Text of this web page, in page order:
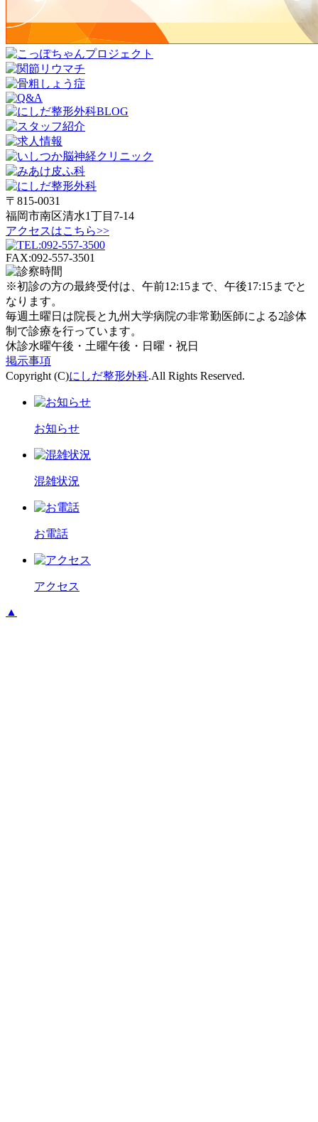
〒815-0031
福岡市南区清水1丁目7-14
アクセスはこちら>>
FAX:092-557-3501
※初診の方の最終受付は、 午前12:15まで、 午後17:15までと
なります。
毎週土曜日は院長と九州大学病院の非常勤医師による2診体
制で診療を行っています。
休診水曜午後・土曜午後・日曜・祝日
掲示事項
Copyright (C)にしだ整形外科.All Rights Reserved.
お知らせ
混雑状況
お電話
アクセス
▲